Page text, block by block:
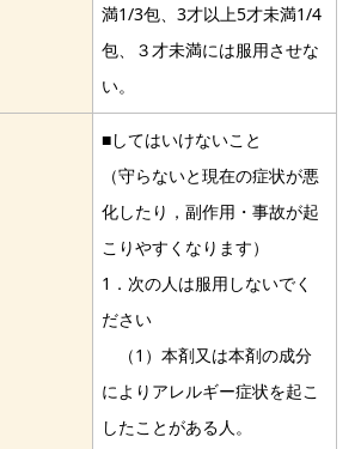
満1/3包、3才以上5才未満1/4
包、３才未満には服用させな
い。
■してはいけないこと
（守らないと現在の症状が悪
化したり，副作用・事故が起
こりやすくなります）
1．次の人は服用しないでく
ださい
（1）本剤又は本剤の成分
によりアレルギー症状を起こ
したことがある人。